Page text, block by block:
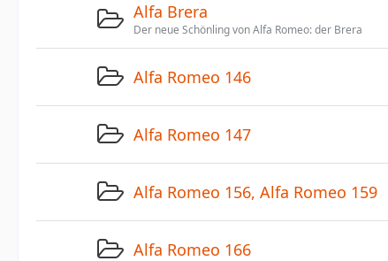
Alfa Brera
Der neue Schönling von Alfa Romeo: der Brera
Alfa Romeo 146
Alfa Romeo 147
Alfa Romeo 156, Alfa Romeo 159
Alfa Romeo 166